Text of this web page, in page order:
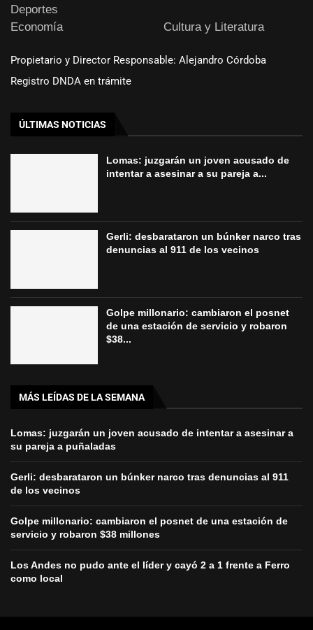
Deportes
Economía
Cultura y Literatura
Propietario y Director Responsable: Alejandro Córdoba
Registro DNDA en trámite
ÚLTIMAS NOTICIAS
Lomas: juzgarán un joven acusado de
intentar a asesinar a su pareja a...
Gerli: desbarataron un búnker narco tras
denuncias al 911 de los vecinos
Golpe millonario: cambiaron el posnet
de una estación de servicio y robaron
$38...
MÁS LEÍDAS DE LA SEMANA
Lomas: juzgarán un joven acusado de intentar a asesinar a
su pareja a puñaladas
Gerli: desbarataron un búnker narco tras denuncias al 911
de los vecinos
Golpe millonario: cambiaron el posnet de una estación de
servicio y robaron $38 millones
Los Andes no pudo ante el líder y cayó 2 a 1 frente a Ferro
como local